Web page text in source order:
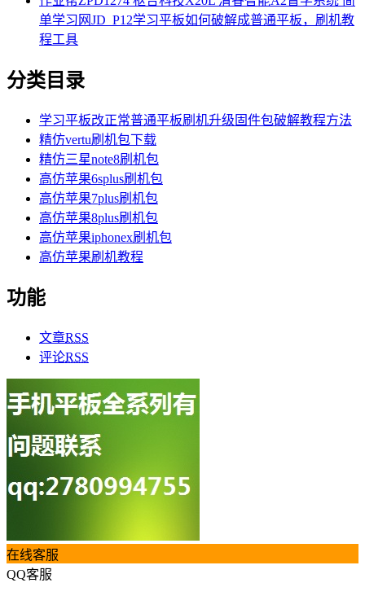
单学习网JD_P12学习平板如何破解成普通平板，刷机教
程工具
分类目录
学习平板改正常普通平板刷机升级固件包破解教程方法
精仿vertu刷机包下载
精仿三星note8刷机包
高仿苹果6splus刷机包
高仿苹果7plus刷机包
高仿苹果8plus刷机包
高仿苹果iphonex刷机包
高仿苹果刷机教程
功能
文章RSS
评论RSS
在线客服
QQ客服